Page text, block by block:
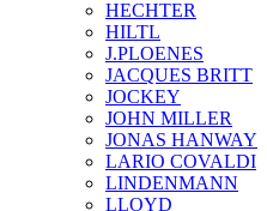
HECHTER
HILTL
J.PLOENES
JAСQUES BRITT
JOCKEY
JOHN MILLER
JONAS HANWAY
LARIO COVALDI
LINDENMANN
LLOYD